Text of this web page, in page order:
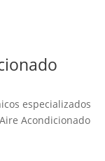
especializados
Acondicionado